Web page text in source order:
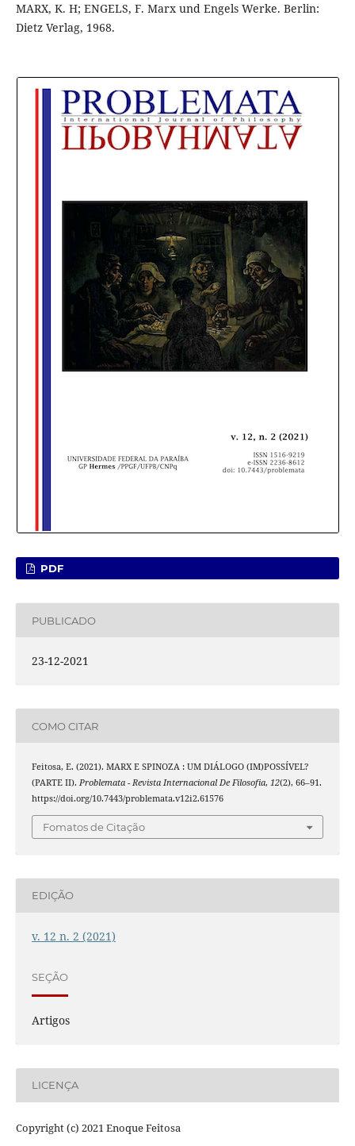
MARX, K. H; ENGELS, F. Marx und Engels Werke. Berlin:
Dietz Verlag, 1968.
PDF
PUBLICADO
23-12-2021
COMO CITAR
Feitosa, E. (2021). MARX E SPINOZA : UM DIÁLOGO (IM)POSSÍVEL?
(PARTE II). Problemata - Revista Internacional De Filosofia, 12(2), 66–91.
https://doi.org/10.7443/problemata.v12i2.61576
Fomatos de Citação
EDIÇÃO
v. 12 n. 2 (2021)
SEÇÃO
Artigos
LICENÇA
Copyright (c) 2021 Enoque Feitosa